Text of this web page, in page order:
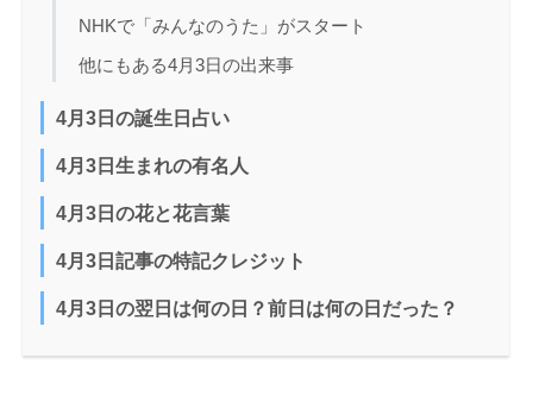
NHKで「みんなのうた」がスタート
他にもある4月3日の出来事
4月3日の誕生日占い
4月3日生まれの有名人
4月3日の花と花言葉
4月3日記事の特記クレジット
4月3日の翌日は何の日？前日は何の日だった？